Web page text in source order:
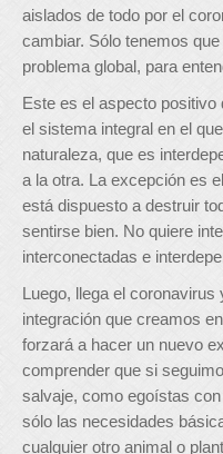
aislados de todo por el
cambiar. Sólo tenemos
problema global, para
Este es el aspecto
el sistema integral en el
naturaleza, que es
a la otra. La excepción es
está dispuesto a destruir
sentirse bien. No quiere
interconectadas e
Luego, llega el
integración que creamos
forzará a hacer un nuevo
comprender que si
salvaje, como egoístas
sólo las necesidades
cualquier otro animal o